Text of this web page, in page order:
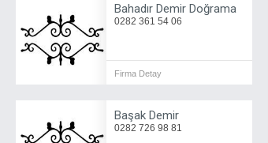
Bahadır Demir Doğrama
0282 361 54 06
Firma Detay
Başak Demir
0282 726 98 81